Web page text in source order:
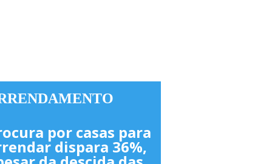
por casas para
dispara 36%,